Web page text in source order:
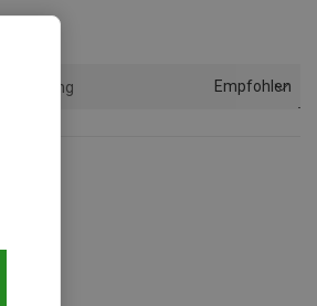
Sortierung Empfohlen